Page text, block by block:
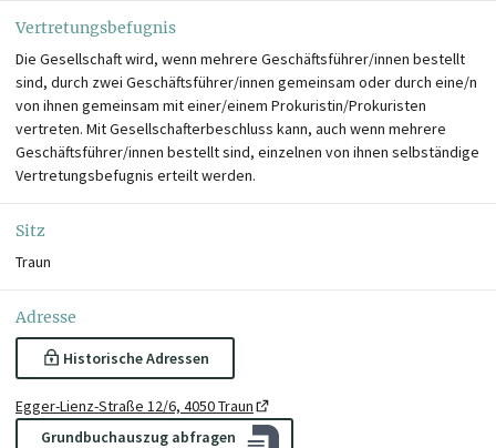
Vertretungsbefugnis
Die Gesellschaft wird, wenn mehrere Geschäftsführer/innen bestellt
sind, durch zwei Geschäftsführer/innen gemeinsam oder durch eine/n
von ihnen gemeinsam mit einer/einem Prokuristin/Prokuristen
vertreten. Mit Gesellschafterbeschluss kann, auch wenn mehrere
Geschäftsführer/innen bestellt sind, einzelnen von ihnen selbständige
Vertretungsbefugnis erteilt werden.
Sitz
Traun
Adresse
Historische Adressen
Egger-Lienz-Straße 12/6, 4050 Traun
Grundbuchauszug abfragen